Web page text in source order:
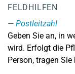
FELDHILFEN
Postleitzahl
Geben Sie an, in
wird. Erfolgt die
Person, tragen